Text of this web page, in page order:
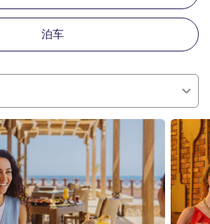
泊车
请参阅